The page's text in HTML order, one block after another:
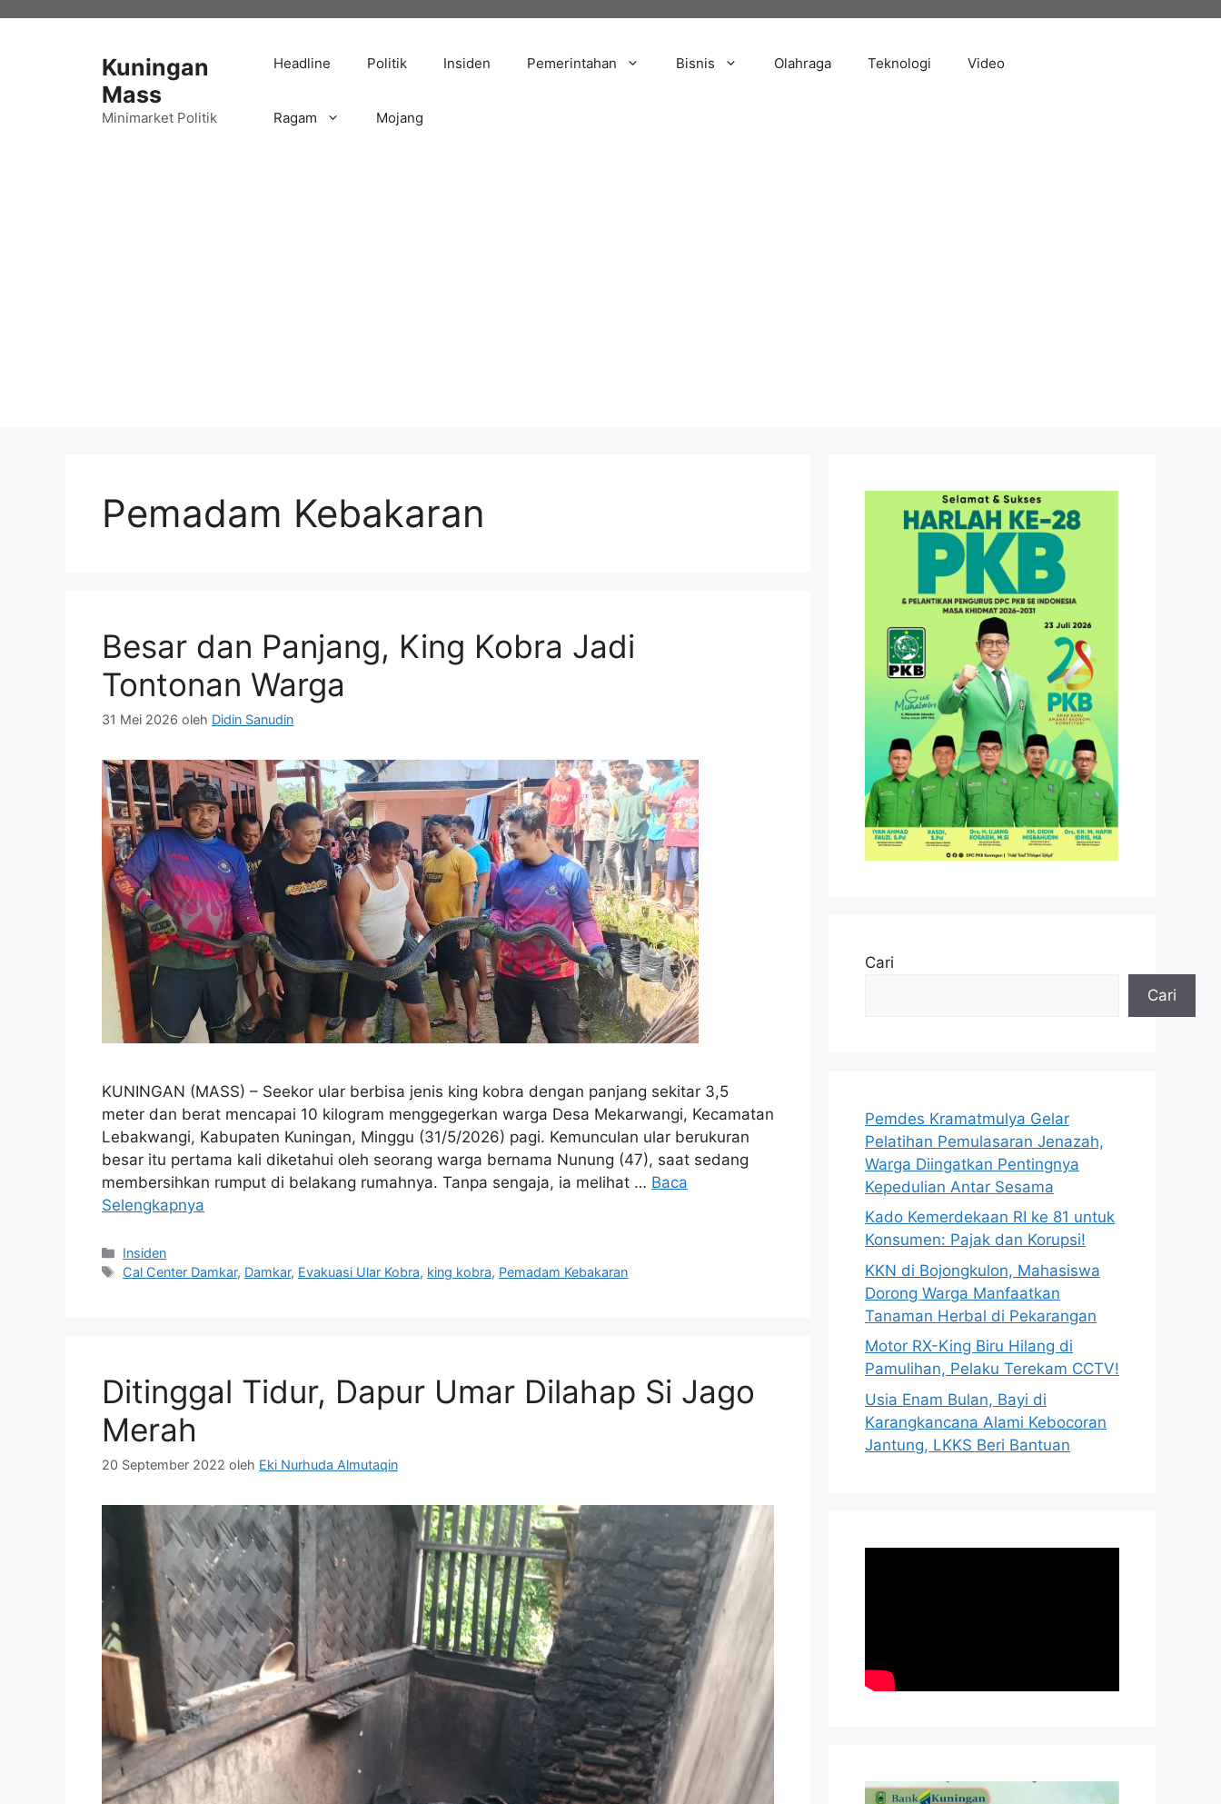
Kuningan
Mass
Minimarket Politik
Headline Politik Insiden Pemerintahan Bisnis Olahraga Teknologi Video
Ragam Mojang
Pemadam Kebakaran
Besar dan Panjang, King Kobra Jadi
Tontonan Warga
31 Mei 2026 oleh Didin Sanudin
KUNINGAN (MASS) – Seekor ular berbisa jenis king kobra dengan panjang sekitar 3,5
meter dan berat mencapai 10 kilogram menggegerkan warga Desa Mekarwangi, Kecamatan
Lebakwangi, Kabupaten Kuningan, Minggu (31/5/2026) pagi. Kemunculan ular berukuran
besar itu pertama kali diketahui oleh seorang warga bernama Nunung (47), saat sedang
membersihkan rumput di belakang rumahnya. Tanpa sengaja, ia melihat … Baca
Selengkapnya
Kategori
Insiden
Tag
Cal Center Damkar, Damkar, Evakuasi Ular Kobra, king kobra, Pemadam Kebakaran
Ditinggal Tidur, Dapur Umar Dilahap Si Jago
Merah
20 September 2022 oleh Eki Nurhuda Almutaqin
Cari
Cari
Pemdes Kramatmulya Gelar
Pelatihan Pemulasaran Jenazah,
Warga Diingatkan Pentingnya
Kepedulian Antar Sesama
Kado Kemerdekaan RI ke 81 untuk
Konsumen: Pajak dan Korupsi!
KKN di Bojongkulon, Mahasiswa
Dorong Warga Manfaatkan
Tanaman Herbal di Pekarangan
Motor RX-King Biru Hilang di
Pamulihan, Pelaku Terekam CCTV!
Usia Enam Bulan, Bayi di
Karangkancana Alami Kebocoran
Jantung, LKKS Beri Bantuan